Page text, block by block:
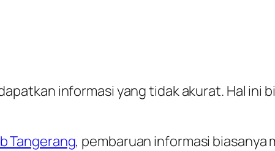
informasi yang tidak akurat. Hal ini
Tangerang, pembaruan informasi biasanya